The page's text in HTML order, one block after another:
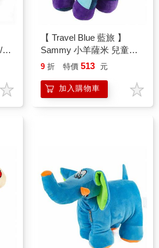
【 Travel Blue 藍旅 】
Sammy 小羊薩米 兒童靠
枕/抱枕 TB287
9 折 特價 513 元
加入購物車